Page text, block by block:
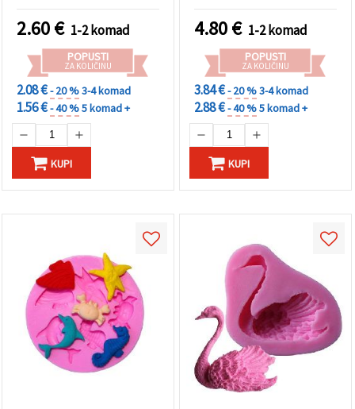
2.60€ 1-2 komad
POPUSTI
ZA KOLIČINU
2.08 €- 20 %3-4 komad
1.56 €- 40 %5 komad +
KUPI
4.80€ 1-2 komad
POPUSTI
ZA KOLIČINU
3.84 €- 20 %3-4 komad
2.88 €- 40 %5 komad +
KUPI